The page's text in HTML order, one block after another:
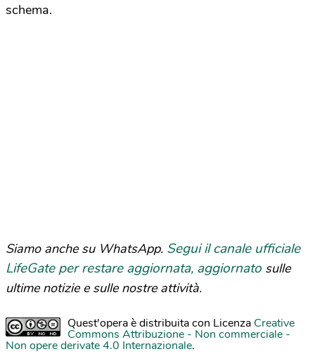
schema.
Siamo anche su WhatsApp. Segui il canale ufficiale
LifeGate per restare aggiornata, aggiornato sulle
ultime notizie e sulle nostre attività.
Quest'opera è distribuita con Licenza Creative
Commons Attribuzione - Non commerciale -
Non opere derivate 4.0 Internazionale.